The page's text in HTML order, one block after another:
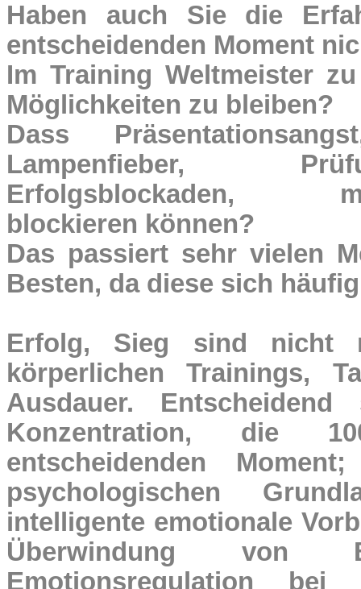
Haben auch Sie die
entscheidenden Moment
Im Training Weltmeister
Möglichkeiten zu bleiben?
Dass
Lampenfieber,
Erfolgsblockaden,
blockieren können?
Das passiert sehr vielen
Besten, da diese sich
Erfolg, Sieg sind nicht
körperlichen Trainings,
Ausdauer.
Konzentration, die
entscheidenden
psychologischen
intelligente emotionale
Überwindung von
Emotionsregulation bei